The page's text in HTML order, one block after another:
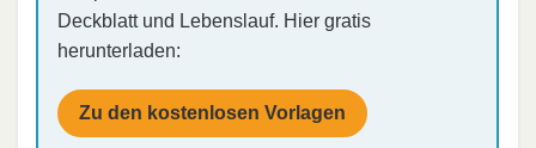
Deckblatt und Lebenslauf. Hier gratis
herunterladen:
Zu den kostenlosen Vorlagen